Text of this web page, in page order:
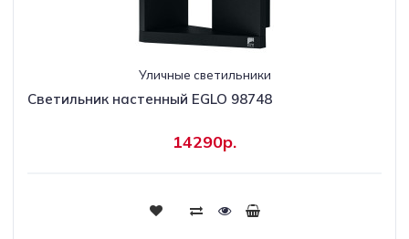
Уличные светильники
Светильник настенный EGLO 98748
14290р.